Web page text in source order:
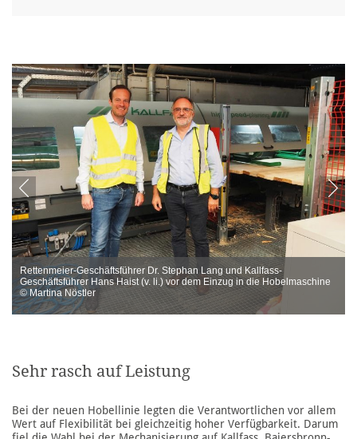
Rettenmeier-Geschäftsführer Dr. Stephan Lang und Kallfass-
Geschäftsführer Hans Haist (v. li.) vor dem Einzug in die Hobelmaschine
© Martina Nöstler
Sehr rasch auf Leistung
Bei der neuen Hobellinie legten die Verantwortlichen vor allem
Wert auf Flexibilität bei gleichzeitig hoher Verfügbarkeit. Darum